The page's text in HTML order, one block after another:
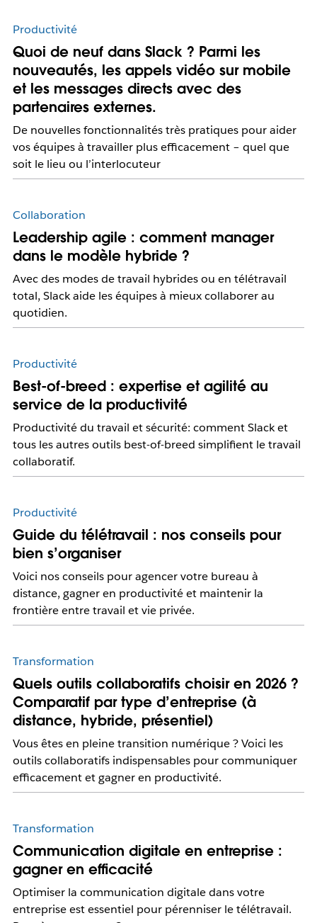
Productivité
Quoi de neuf dans Slack ? Parmi les
nouveautés, les appels vidéo sur mobile
et les messages directs avec des
partenaires externes.
De nouvelles fonctionnalités très pratiques pour aider
vos équipes à travailler plus efficacement – quel que
soit le lieu ou l’interlocuteur
Collaboration
Leadership agile : comment manager
dans le modèle hybride ?
Avec des modes de travail hybrides ou en télétravail
total, Slack aide les équipes à mieux collaborer au
quotidien.
Productivité
Best-of-breed : expertise et agilité au
service de la productivité
Productivité du travail et sécurité: comment Slack et
tous les autres outils best-of-breed simplifient le travail
collaboratif.
Productivité
Guide du télétravail : nos conseils pour
bien s’organiser
Voici nos conseils pour agencer votre bureau à
distance, gagner en productivité et maintenir la
frontière entre travail et vie privée.
Transformation
Quels outils collaboratifs choisir en 2026 ?
Comparatif par type d’entreprise (à
distance, hybride, présentiel)
Vous êtes en pleine transition numérique ? Voici les
outils collaboratifs indispensables pour communiquer
efficacement et gagner en productivité.
Transformation
Communication digitale en entreprise :
gagner en efficacité
Optimiser la communication digitale dans votre
entreprise est essentiel pour pérenniser le télétravail.